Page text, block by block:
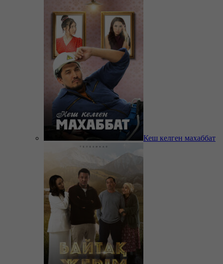
Кеш келген махаббат